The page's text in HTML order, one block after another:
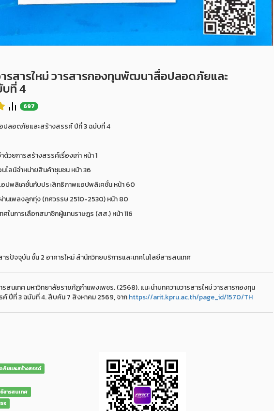
รสารใหม่ วารสารกองทุนพัฒนาสื่อปลอดภัยและ
ที่ 4
697
ลอดภัยและสร้างสรรค์ ปีที่ 3 ฉบับที่ 4
วยการสร้างสรรค์เรื่องเก่า หน้า 1
ไลน์จำหน่ายสินค้าชุมชน หน้า 36
ปพลิเคชั่นกับประสิทธิภาพแอปพลิเคชั่น หน้า 60
นเพลงลูกทุ่ง (ทศวรรษ 2510-2530) หน้า 80
ศในการเลือกสมาชิกผู้แทนราษฎร (สส.) หน้า 116
ารปัจจุบัน ชั้น 2 อาคารใหม่ สำนักวิทยบริการและเทคโนโลยีสารสนเทศ
สนเทศ มหาวิทยาลัยราชภัฏกำแพงเพชร. (2568). แนะนำบทความวารสารใหม่ วารสารกองทุน
ปีที่ 3 ฉบับที่ 4. สืบค้น 7 สิงหาคม 2569, จากhttps://arit.kpru.ac.th/page_id/1570/TH
ยและสร้างสรรค์
สารสนเทศ
ร